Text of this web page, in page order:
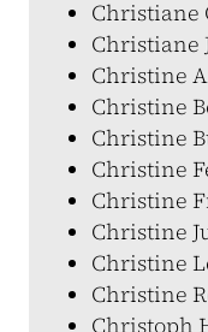
Christiane
Christiane
Christine
Christine
Christine
Christine
Christine
Christine
Christine
Christine
Christoph